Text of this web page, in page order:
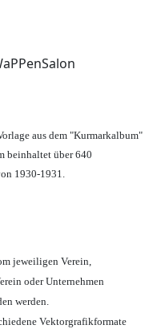
aus dem "Kurmarkalbum"
beinhaltet über 640
1930-1931.
jeweiligen Verein,
oder Unternehmen
werden.
Vektorgrafikformate